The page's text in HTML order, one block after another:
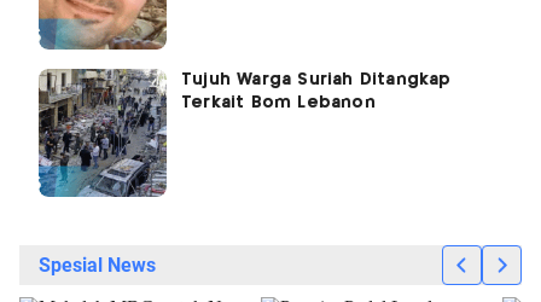
Tujuh Warga Suriah Ditangkap
Terkait Bom Lebanon